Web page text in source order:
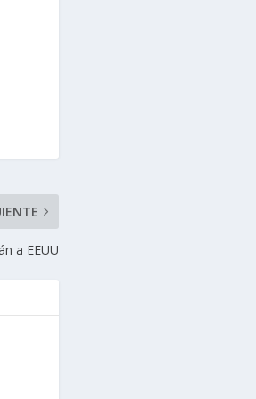
a EEUU